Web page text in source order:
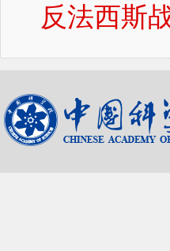
反法西斯